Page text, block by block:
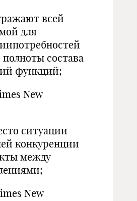
всей
для
полноты состава
функций;
New
ситуации
конкуренции
между
New